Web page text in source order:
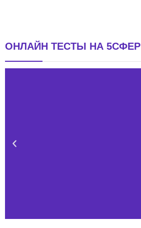
ОНЛАЙН ТЕСТЫ НА 5СФЕР